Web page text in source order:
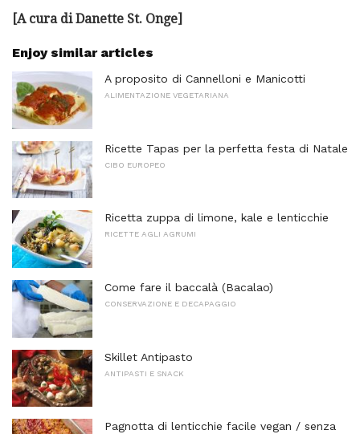
[A cura di Danette St. Onge]
Enjoy similar articles
A proposito di Cannelloni e Manicotti
ALIMENTAZIONE VEGETARIANA
Ricette Tapas per la perfetta festa di Natale
CIBO EUROPEO
Ricetta zuppa di limone, kale e lenticchie
RICETTE AGLI AGRUMI
Come fare il baccalà (Bacalao)
CONSERVAZIONE E DECAPAGGIO
Skillet Antipasto
ANTIPASTI E SNACK
Pagnotta di lenticchie facile vegan / senza